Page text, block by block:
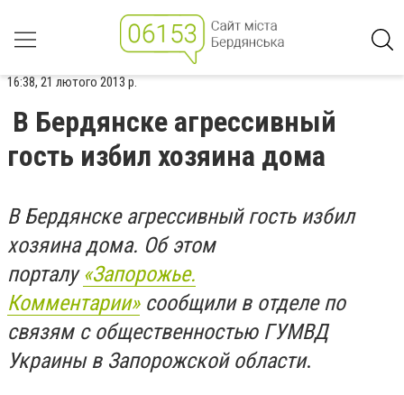
16:38, 21 лютого 2013 р.
В Бердянске агрессивный
гость избил хозяина дома
В Бердянске агрессивный гость избил
хозяина дома. Об этом
порталу«Запорожье.
Комментарии»сообщили в отделе по
связям с общественностью ГУМВД
Украины в Запорожской области.